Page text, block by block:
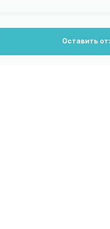
Оставить